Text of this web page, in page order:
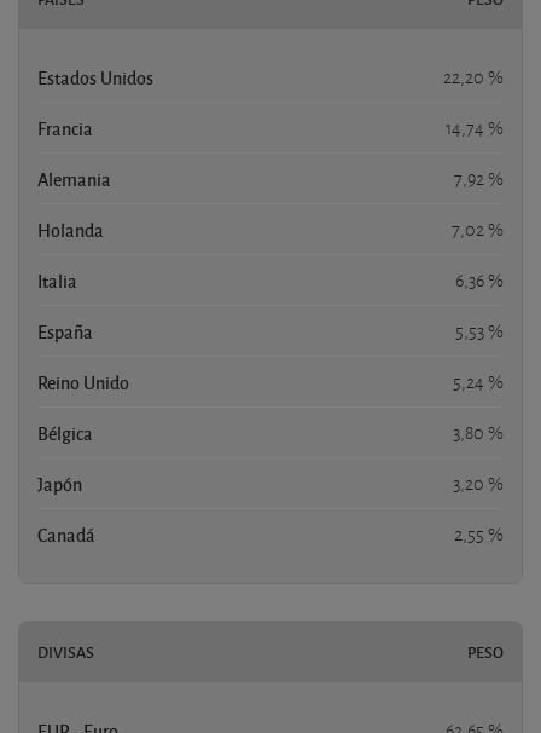
Estados Unidos 22,20 %
Francia 14,74 %
Alemania 7,92 %
Holanda 7,02 %
Italia 6,36 %
España 5,53 %
Reino Unido 5,24 %
Bélgica 3,80 %
Japón 3,20 %
Canadá 2,55 %
DIVISAS PESO